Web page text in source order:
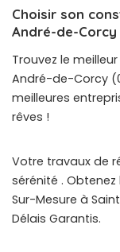
Choisir son
André-de-Corcy
Trouvez le
André-de-Corcy
meilleures
rêves !
Votre travaux de
sérénité . Obtenez
Sur-Mesure à
Délais Garantis.